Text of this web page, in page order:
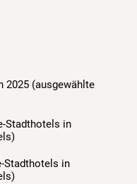
2025 (ausgewählte
Stadthotels in
Stadthotels in